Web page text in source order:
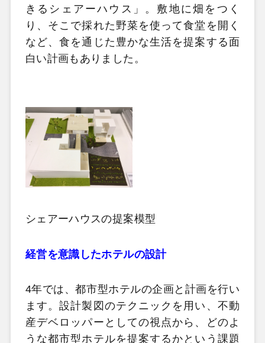
きるシェアーハウス」。敷地に畑をつく
り、そこで採れた野菜を使って食堂を開く
など、食を通じた豊かな生活を提案する面
白い計画もありました。
シェアーハウスの提案模型
経営を意識したホテルの設計
4年では、都市型ホテルの企画と計画を行い
ます。設計製図のテクニックを用い、不動
産デベロッパーとしての視点から、どのよ
うな都市型ホテルを提案するかという課題